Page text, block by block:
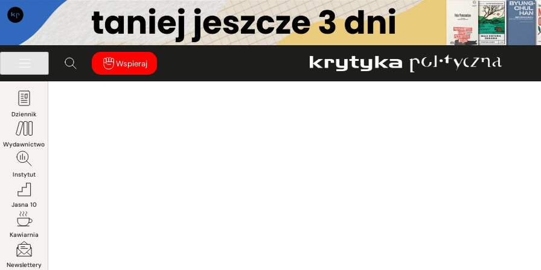
Wspieraj
Dziennik
Wydawnictwo
Instytut
Jasna 10
Kawiarnia
Newslettery